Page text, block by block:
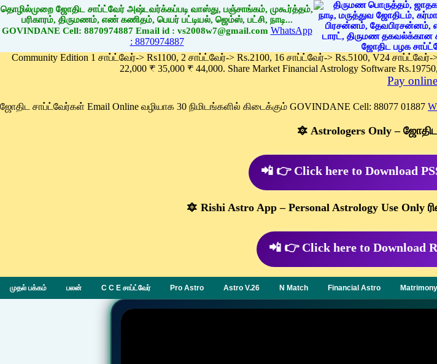
தொழில்முறை ஜோதிட சாப்ட்வேர் அஷ்டவர்க்கப்படி வாஸ்து, பஞ்சாங்கம், முகூர்த்தம்,
பரிகாரம், திருமணம், எண் கணிதம், பெயர் பட்டியல், ஜெம்ஸ், பட்சி, நாடி...
GOVINDANE Cell: 8870974887 Email id : vs2008w7@gmail.com WhatsApp
: 8870974887
Community Edition 1 சாப்ட்வேர்-> Rs1100, 2 சாப்ட்வேர்-> Rs.2100, 16 சாப்ட்வேர்-> Rs.5100, V24
22,000 ₹ 35,000 ₹ 44,000. Share Market Financial Astrology Software
Pay online
ஜோதிட சாப்ட்வேர்கள் Email Online வழியாக 30 நிமிடங்களில் கிடைக்கும் GOVINDANE Cell: 88077 01887
🔯 Astrologers Only –
📲 👉 Click here to Download
🔯 Rishi Astro App – Personal Astrology Use
📲 👉 Click here to Download
முதல் பக்கம் பலன் C C E சாப்ட்வேர் Pro Astro Astro V.26 N Match Financial Astro Matrimony